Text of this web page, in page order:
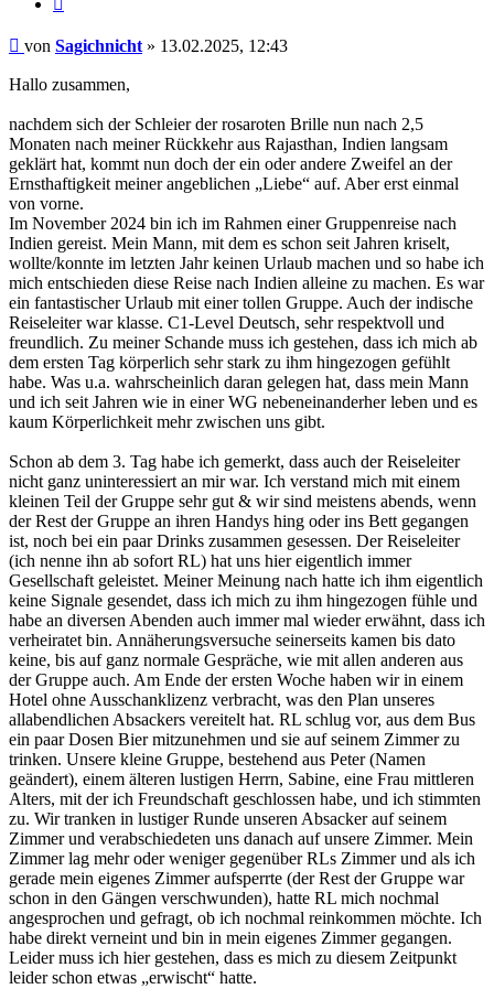
Beitrag
von Sagichnicht » 13.02.2025, 12:43
Hallo zusammen,
nachdem sich der Schleier der rosaroten Brille nun nach 2,5
Monaten nach meiner Rückkehr aus Rajasthan, Indien langsam
geklärt hat, kommt nun doch der ein oder andere Zweifel an der
Ernsthaftigkeit meiner angeblichen „Liebe“ auf. Aber erst einmal
von vorne.
Im November 2024 bin ich im Rahmen einer Gruppenreise nach
Indien gereist. Mein Mann, mit dem es schon seit Jahren kriselt,
wollte/konnte im letzten Jahr keinen Urlaub machen und so habe ich
mich entschieden diese Reise nach Indien alleine zu machen. Es war
ein fantastischer Urlaub mit einer tollen Gruppe. Auch der indische
Reiseleiter war klasse. C1-Level Deutsch, sehr respektvoll und
freundlich. Zu meiner Schande muss ich gestehen, dass ich mich ab
dem ersten Tag körperlich sehr stark zu ihm hingezogen gefühlt
habe. Was u.a. wahrscheinlich daran gelegen hat, dass mein Mann
und ich seit Jahren wie in einer WG nebeneinanderher leben und es
kaum Körperlichkeit mehr zwischen uns gibt.
Schon ab dem 3. Tag habe ich gemerkt, dass auch der Reiseleiter
nicht ganz uninteressiert an mir war. Ich verstand mich mit einem
kleinen Teil der Gruppe sehr gut & wir sind meistens abends, wenn
der Rest der Gruppe an ihren Handys hing oder ins Bett gegangen
ist, noch bei ein paar Drinks zusammen gesessen. Der Reiseleiter
(ich nenne ihn ab sofort RL) hat uns hier eigentlich immer
Gesellschaft geleistet. Meiner Meinung nach hatte ich ihm eigentlich
keine Signale gesendet, dass ich mich zu ihm hingezogen fühle und
habe an diversen Abenden auch immer mal wieder erwähnt, dass ich
verheiratet bin. Annäherungsversuche seinerseits kamen bis dato
keine, bis auf ganz normale Gespräche, wie mit allen anderen aus
der Gruppe auch. Am Ende der ersten Woche haben wir in einem
Hotel ohne Ausschanklizenz verbracht, was den Plan unseres
allabendlichen Absackers vereitelt hat. RL schlug vor, aus dem Bus
ein paar Dosen Bier mitzunehmen und sie auf seinem Zimmer zu
trinken. Unsere kleine Gruppe, bestehend aus Peter (Namen
geändert), einem älteren lustigen Herrn, Sabine, eine Frau mittleren
Alters, mit der ich Freundschaft geschlossen habe, und ich stimmten
zu. Wir tranken in lustiger Runde unseren Absacker auf seinem
Zimmer und verabschiedeten uns danach auf unsere Zimmer. Mein
Zimmer lag mehr oder weniger gegenüber RLs Zimmer und als ich
gerade mein eigenes Zimmer aufsperrte (der Rest der Gruppe war
schon in den Gängen verschwunden), hatte RL mich nochmal
angesprochen und gefragt, ob ich nochmal reinkommen möchte. Ich
habe direkt verneint und bin in mein eigenes Zimmer gegangen.
Leider muss ich hier gestehen, dass es mich zu diesem Zeitpunkt
leider schon etwas „erwischt“ hatte.